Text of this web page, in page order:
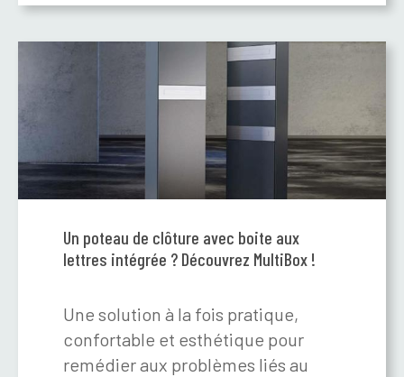
Un poteau de clôture avec boite aux
lettres intégrée ? Découvrez MultiBox !
Une solution à la fois pratique,
confortable et esthétique pour
remédier aux problèmes liés au